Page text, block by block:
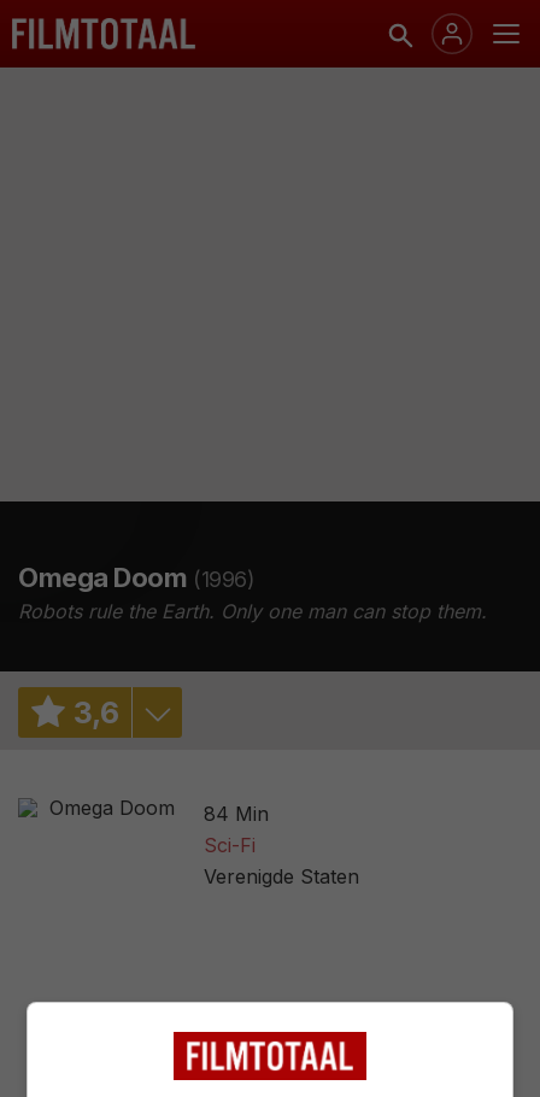
Omega Doom (1996)
Robots rule the Earth. Only one man can stop them.
3,6
1,6/ 35
84 Min
Sci-Fi
Verenigde Staten